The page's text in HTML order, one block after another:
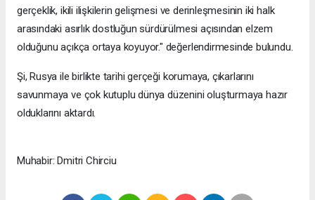
gerçeklik, ikili ilişkilerin gelişmesi ve derinleşmesinin iki halk
arasındaki asırlık dostluğun sürdürülmesi açısından elzem
olduğunu açıkça ortaya koyuyor." değerlendirmesinde bulundu.
Şi, Rusya ile birlikte tarihi gerçeği korumaya, çıkarlarını
savunmaya ve çok kutuplu dünya düzenini oluşturmaya hazır
olduklarını aktardı.
Muhabir: Dmitri Chirciu